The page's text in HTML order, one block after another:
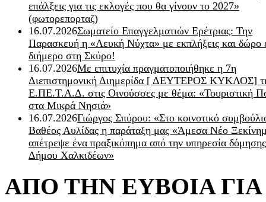
επάλξεις για τις εκλογές που θα γίνουν το 2027»
(φωτορεπορταζ)
16.07.2026Σωματείο Επαγγελματιών Ερέτριας: Την
Παρασκευή η «Λευκή Νύχτα» με εκπλήξεις και δώρο
διήμερο στη Σκύρο!
16.07.2026Με επιτυχία πραγματοποιήθηκε η 7η
Διεπιστημονική Διημερίδα [ ΔEYΤΕΡΟΣ ΚΥΚΛΟΣ]
Ε.ΠΕ.Τ.Α.Δ. στις Οινούσσες με θέμα: «Τουριστική
στα Μικρά Νησιά»
16.07.2026Γιώργος Σπύρου: «Στο κοινοτικό
Βαθέος Αυλίδας η παράταξη μας «Άμεσα Νέο
απέτρεψε ένα πραξικόπημα από την υπηρεσία
Δήμου Χαλκιδέων»
ΑΠΟ ΤΗΝ ΕΥΒΟΙΑ